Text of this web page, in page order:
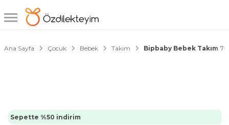
Ana Sayfa Çocuk Bebek Takım Bipbaby Bebek Takım
Sepette %50 indirim
1/6